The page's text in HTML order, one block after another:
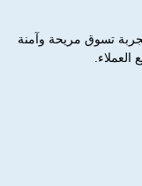
تسوق مريحة وآمنة